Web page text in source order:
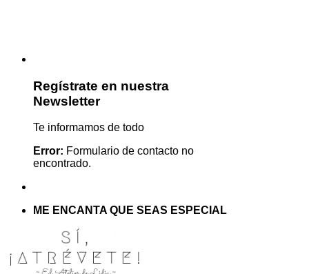
Regístrate en nuestra
Newsletter
Te informamos de todo
Error: Formulario de contacto no
encontrado.
ME ENCANTA QUE SEAS ESPECIAL